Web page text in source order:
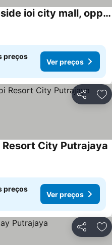
Conezion, goft view, beside ioi city mall, opposite hospital serdang, beside Uniteen and UPM, Putrajaya
preços
Ver preços
Partilhar
Resort City Putrajaya
preços
Ver preços
Partilhar